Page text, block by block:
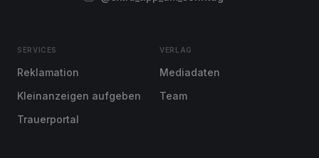
SERVICES
Reklamation
Kleinanzeigen aufgeben
Trauerportal
VERLAG
Mediadaten
Team